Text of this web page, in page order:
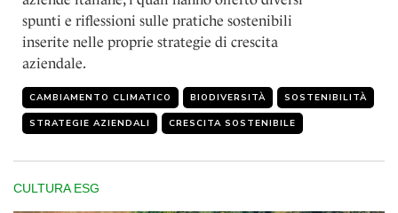
spunti e riflessioni sulle pratiche sostenibili
inserite nelle proprie strategie di crescita
aziendale.
CAMBIAMENTO CLIMATICO BIODIVERSITÀ SOSTENIBILITÀ
STRATEGIE AZIENDALI CRESCITA SOSTENIBILE
CULTURA ESG